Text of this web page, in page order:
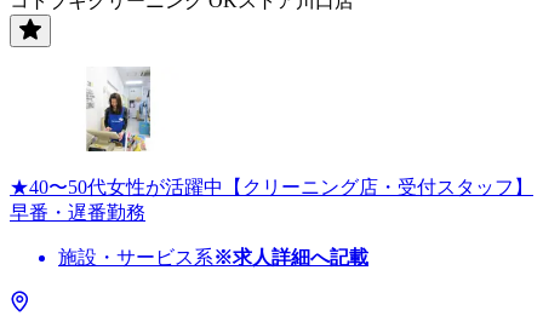
★40〜50代女性が活躍中【クリーニング店・受付スタッフ】
早番・遅番勤務
施設・サービス系※求人詳細へ記載